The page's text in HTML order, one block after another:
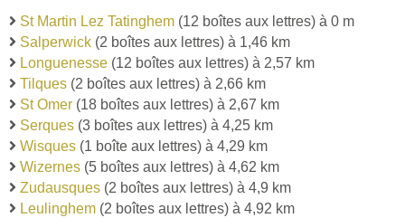
St Martin Lez Tatinghem (12 boîtes aux lettres) à 0 m
Salperwick (2 boîtes aux lettres) à 1,46 km
Longuenesse (12 boîtes aux lettres) à 2,57 km
Tilques (2 boîtes aux lettres) à 2,66 km
St Omer (18 boîtes aux lettres) à 2,67 km
Serques (3 boîtes aux lettres) à 4,25 km
Wisques (1 boîte aux lettres) à 4,29 km
Wizernes (5 boîtes aux lettres) à 4,62 km
Zudausques (2 boîtes aux lettres) à 4,9 km
Leulinghem (2 boîtes aux lettres) à 4,92 km